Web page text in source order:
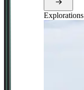
Explorations